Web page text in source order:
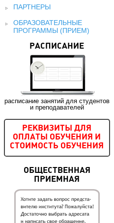
ПАРТНЕРЫ
ОБРАЗОВАТЕЛЬНЫЕ
ПРОГРАММЫ (ПРИЕМ)
РАСПИСАНИЕ
расписание занятий для студентов
и преподавателей
РЕКВИЗИТЫ ДЛЯ
ОПЛАТЫ ОБУЧЕНИЯ И
СТОИМОСТЬ ОБУЧЕНИЯ
ОБЩЕСТВЕННАЯ
ПРИЕМНАЯ